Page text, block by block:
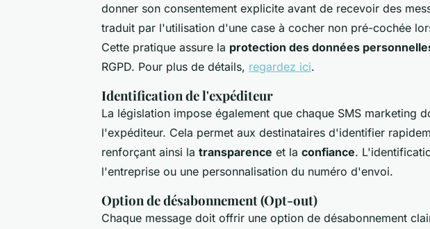
donner son consentement explicite avant de recevoir des
traduit par l'utilisation d'une case à cocher non pré-cochée
Cette pratique assure la protection des données
RGPD. Pour plus de détails, regardez ici.
Identification de l'expéditeur
La législation impose également que chaque SMS marketing
l'expéditeur. Cela permet aux destinataires d'identifier
renforçant ainsi la transparence et la confiance.
l'entreprise ou une personnalisation du numéro d'envoi.
Option de désabonnement (Opt-out)
Chaque message doit offrir une option de désabonnement